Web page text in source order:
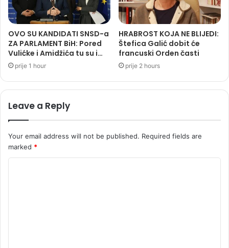
OVO SU KANDIDATI SNSD-a
ZA PARLAMENT BiH: Pored
Vulićke i Amidžića tu su i…
prije 1 hour
HRABROST KOJA NE BLIJEDI:
Štefica Galić dobit će
francuski Orden časti
prije 2 hours
Leave a Reply
Your email address will not be published. Required fields are
marked *